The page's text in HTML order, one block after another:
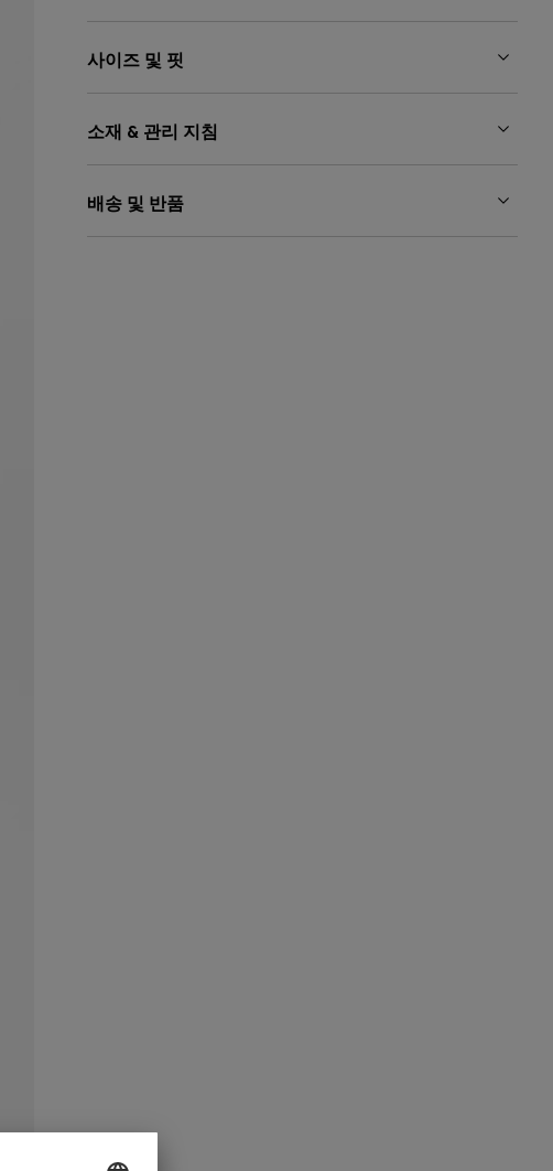
사이즈 및 핏
소재 & 관리 지침
배송 및 반품